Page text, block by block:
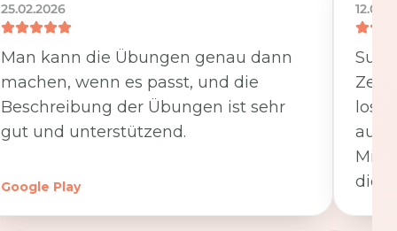
25.02.2026
Man kann die Übungen genau dann
machen, wenn es passt, und die
Beschreibung der Übungen ist sehr
gut und unterstützend.
Google Play
Zeit
die